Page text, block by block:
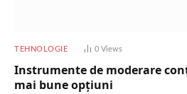
TEHNOLOGIE 0 Views
Instrumente de moderare
mai bune opțiuni